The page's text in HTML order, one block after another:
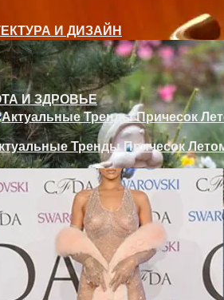
С Ручкой Для Межкомнатных
И ДИЗАЙН
И ЗДРОВЬЕ
Тренды Причесок
10 Или 11